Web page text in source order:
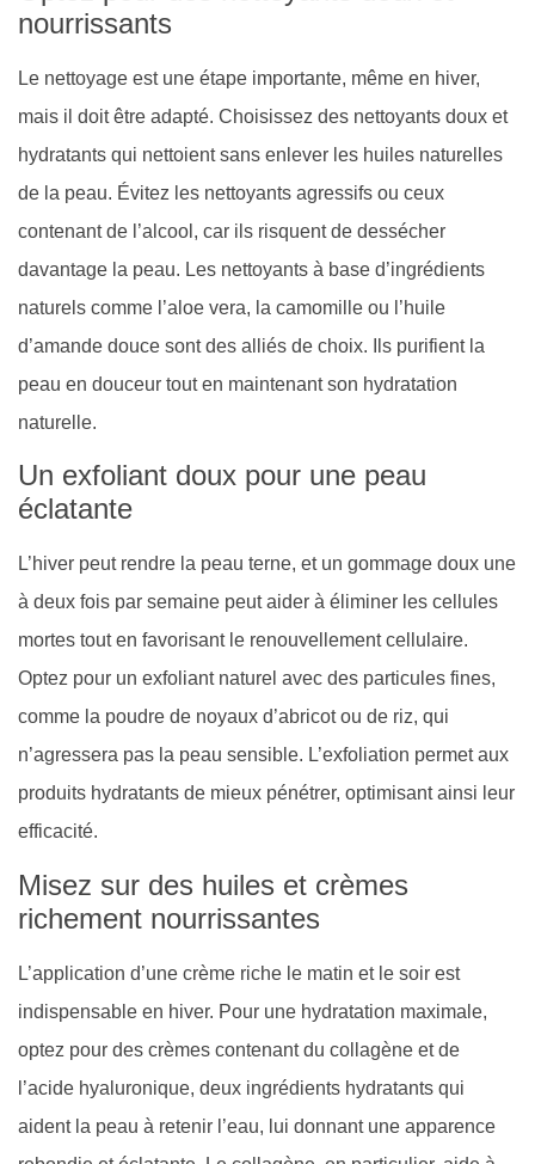
nourrissants
Le nettoyage est une étape importante, même en hiver,
mais il doit être adapté. Choisissez des nettoyants doux et
hydratants qui nettoient sans enlever les huiles naturelles
de la peau. Évitez les nettoyants agressifs ou ceux
contenant de l’alcool, car ils risquent de dessécher
davantage la peau. Les nettoyants à base d’ingrédients
naturels comme l’aloe vera, la camomille ou l’huile
d’amande douce sont des alliés de choix. Ils purifient la
peau en douceur tout en maintenant son hydratation
naturelle.
Un exfoliant doux pour une peau
éclatante
L’hiver peut rendre la peau terne, et un gommage doux une
à deux fois par semaine peut aider à éliminer les cellules
mortes tout en favorisant le renouvellement cellulaire.
Optez pour un exfoliant naturel avec des particules fines,
comme la poudre de noyaux d’abricot ou de riz, qui
n’agressera pas la peau sensible. L’exfoliation permet aux
produits hydratants de mieux pénétrer, optimisant ainsi leur
efficacité.
Misez sur des huiles et crèmes
richement nourrissantes
L’application d’une crème riche le matin et le soir est
indispensable en hiver. Pour une hydratation maximale,
optez pour des crèmes contenant du collagène et de
l’acide hyaluronique, deux ingrédients hydratants qui
aident la peau à retenir l’eau, lui donnant une apparence